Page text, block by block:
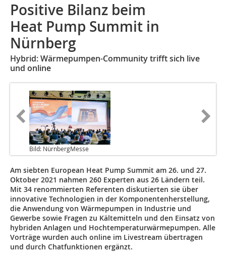
Positive Bilanz beim
Heat Pump Summit in
Nürnberg
Hybrid: Wärmepumpen-Community trifft sich live
und online
Bild: NürnbergMesse
Am siebten European Heat Pump Summit am 26. und 27.
Oktober 2021 nahmen 260 Experten aus 26 Ländern teil.
Mit 34 renommierten Referenten diskutierten sie über
innovative Technologien in der Komponentenherstellung,
die Anwendung von Wärmepumpen in Industrie und
Gewerbe sowie Fragen zu Kältemitteln und den Einsatz von
hybriden Anlagen und Hochtemperaturwärmepumpen. Alle
Vorträge wurden auch online im Livestream übertragen
und durch Chatfunktionen ergänzt.